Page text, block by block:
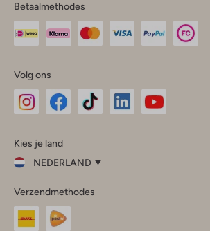
Betaalmethodes
Volg ons
InstagramFacebook
Kies je land
NEDERLAND
je
land
Nederland
Verzendmethodes